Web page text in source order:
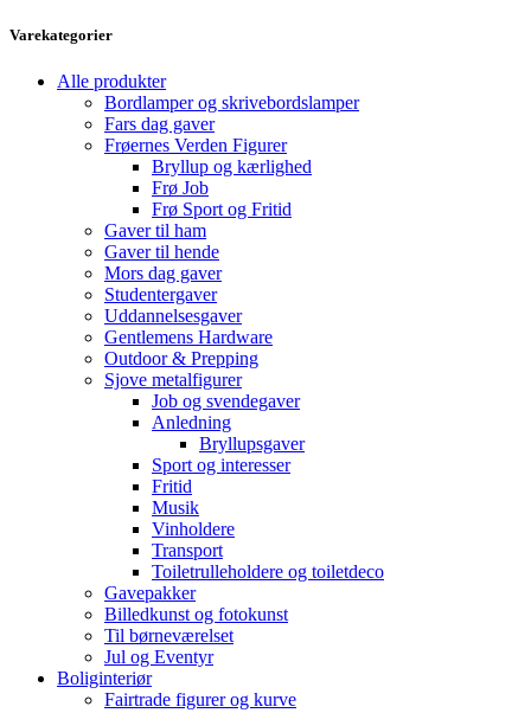
Varekategorier
Alle produkter
Bordlamper og skrivebordslamper
Fars dag gaver
Frøernes Verden Figurer
Bryllup og kærlighed
Frø Job
Frø Sport og Fritid
Gaver til ham
Gaver til hende
Mors dag gaver
Studentergaver
Uddannelsesgaver
Gentlemens Hardware
Outdoor & Prepping
Sjove metalfigurer
Job og svendegaver
Anledning
Bryllupsgaver
Sport og interesser
Fritid
Musik
Vinholdere
Transport
Toiletrulleholdere og toiletdeco
Gavepakker
Billedkunst og fotokunst
Til børneværelset
Jul og Eventyr
Boliginteriør
Fairtrade figurer og kurve